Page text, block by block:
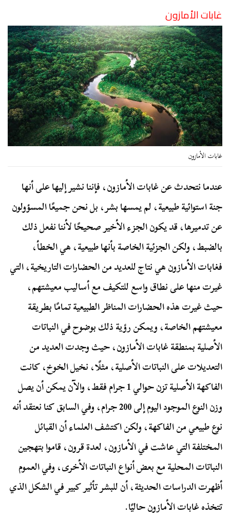
غابات الأمازون
غابات الأمازون
عندما نتحدث عن غابات الأمازون، فإننا نشير إليها على أنها
جنة استوائية طبيعية، لم يمسها بشر، بل نحن جميعًا المسؤولون
عن تدميرها، قد يكون الجزء الأخير صحيحًا لأننا نفعل ذلك
بالضبط، ولكن الجزئية الخاصة بأنها طبيعية، هي الخطأ،
فغابات الأمازون هي نتاج للعديد من الحضارات التاريخية، التي
غيرت منها على نطاق واسع للتكيف مع أساليب معيشتهم،
حيث غيرت هذه الحضارات المناظر الطبيعية تمامًا بطريقة
معيشتهم الخاصة، ويمكن رؤية ذلك بوضوح في النباتات
الأصلية بمنطقة غابات الأمازون، حيث وجدت العديد من
التعديلات على النباتات الأصلية، مثلًا، نخيل الخوخ، كانت
الفاكهة الأصلية تزن حوالي 1 جرام فقط، والآن يمكن أن يصل
وزن النوع الموجود اليوم إلى 200 جرام، وفي السابق كنا نعتقد أنه
نوع طبيعي من الفاكهة، ولكن اكتشف العلماء أن القبائل
المختلفة التي عاشت في الأمازون، لعدة قرون، قاموا بتهجين
النباتات المحلية مع بعض أنواع النباتات الأخرى، وفي العموم
أظهرت الدراسات الحديثة، أن للبشر تأثير كبير في الشكل الذي
تتخذه غابات الأمازون حاليًا.